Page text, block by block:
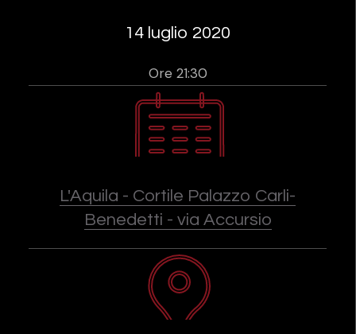
14 luglio 2020
Ore 21:30
L'Aquila - Cortile Palazzo Carli-
Benedetti - via Accursio